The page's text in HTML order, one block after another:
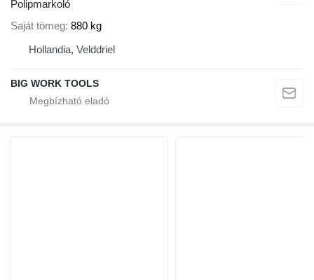
Polipmarkoló
Saját tömeg 880 kg
Hollandia, Velddriel
BIG WORK TOOLS